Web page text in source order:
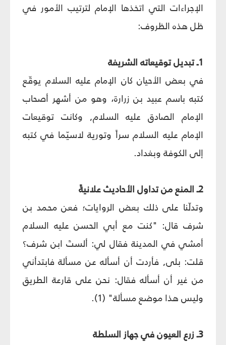
الإجراءات التي اتخذها الإمام لترتيب الأمور في
ظل هذه الظروف:
1ـ تبديل توقيعاته الشريفة
في بعض الأحيان كان الإمام عليه السلام يوقّع
كتبه باسم عبيد بن زرارة، وهو من أشهر أصحاب
الإمام الصادق عليه السلام, وكانت توقيعات
الإمام عليه السلام سراً وتورية لاسيّما في كتبه
إلى الكوفة وبغداد.
2ـ المنع من تداول الأحاديث علانيةً
وتدلّنا على ذلك بعض الروايات؛ فعن محمد بن
شرف قال: "كنت مع أبي الحسن عليه السلام
أمشي في المدينة فقال لي: ألستَ ابن شرف؟
قلت: بلى, فأردت أن أسأله عن مسألة فابتدأني
من غير أن أسأله فقال: نحن على قارعة الطريق
وليس هذا موضع مسألة" (1).
3ـ زرع العيون في جهاز السلطة